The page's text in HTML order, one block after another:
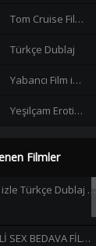
Tom Cruise Filmleri izle
Türkçe Dublaj
Yabancı Film izle
Yeşilçam Erotik +18
Filmler
Porno Film izle Türkçe Dublaj +18 |HD|
SİBEL KEKİLİ SEX BEDAVA FİLMLERİ İZLE |HD|